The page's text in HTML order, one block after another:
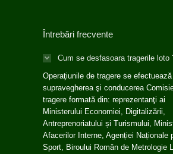
Întrebări frecvente
Cum se desfasoara tragerile loto
Operaţiunile de tragere se
supravegherea şi conducerea
tragere formată din: reprezentanţi ai
Ministerului Economiei, Digitalizării,
Antreprenoriatului și Turismului,
Afacerilor Interne, Agenției Naționale
Sport, Biroului Român de Metrologie